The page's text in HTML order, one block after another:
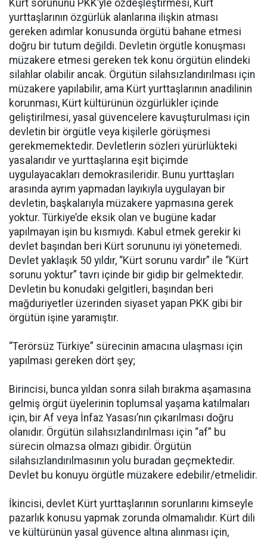
Kürt sorununu PKK’yle özdeşleştirmesi, Kürt
yurttaşlarının özgürlük alanlarına ilişkin atması
gereken adımlar konusunda örgütü bahane etmesi
doğru bir tutum değildi. Devletin örgütle konuşması
müzakere etmesi gereken tek konu örgütün elindeki
silahlar olabilir ancak. Örgütün silahsızlandırılması için
müzakere yapılabilir, ama Kürt yurttaşlarının anadilinin
korunması, Kürt kültürünün özgürlükler içinde
geliştirilmesi, yasal güvencelere kavuşturulması için
devletin bir örgütle veya kişilerle görüşmesi
gerekmemektedir. Devletlerin sözleri yürürlükteki
yasalarıdır ve yurttaşlarına eşit biçimde
uygulayacakları demokrasileridir. Bunu yurttaşları
arasında ayrım yapmadan layıkıyla uygulayan bir
devletin, başkalarıyla müzakere yapmasına gerek
yoktur. Türkiye’de eksik olan ve bugüne kadar
yapılmayan işin bu kısmıydı. Kabul etmek gerekir ki
devlet başından beri Kürt sorununu iyi yönetemedi.
Devlet yaklaşık 50 yıldır, “Kürt sorunu vardır” ile “Kürt
sorunu yoktur” tavrı içinde bir gidip bir gelmektedir.
Devletin bu konudaki gelgitleri, başından beri
mağduriyetler üzerinden siyaset yapan PKK gibi bir
örgütün işine yaramıştır.
“Terörsüz Türkiye” sürecinin amacına ulaşması için
yapılması gereken dört şey;
Birincisi, bunca yıldan sonra silah bırakma aşamasına
gelmiş örgüt üyelerinin toplumsal yaşama katılmaları
için, bir Af veya İnfaz Yasası’nın çıkarılması doğru
olanıdır. Örgütün silahsızlandırılması için “af” bu
sürecin olmazsa olmazı gibidir. Örgütün
silahsızlandırılmasının yolu buradan geçmektedir.
Devlet bu konuyu örgütle müzakere edebilir/etmelidir.
İkincisi, devlet Kürt yurttaşlarının sorunlarını kimseyle
pazarlık konusu yapmak zorunda olmamalıdır. Kürt dili
ve kültürünün yasal güvence altına alınması için,